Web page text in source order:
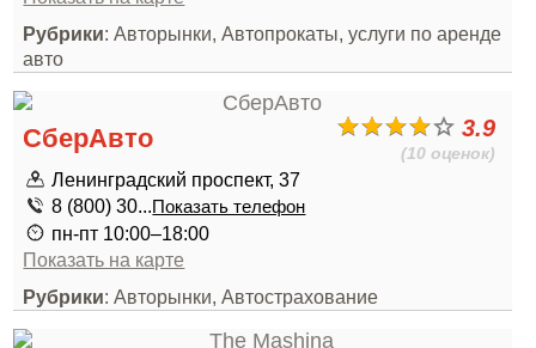
Рубрики: Авторынки, Автопрокаты, услуги по аренде
авто
3.9
(10 оценок)
СберАвто
Ленинградский проспект, 37
8 (800) 30...Показать телефон
пн-пт 10:00–18:00
Показать на карте
Рубрики: Авторынки, Автострахование